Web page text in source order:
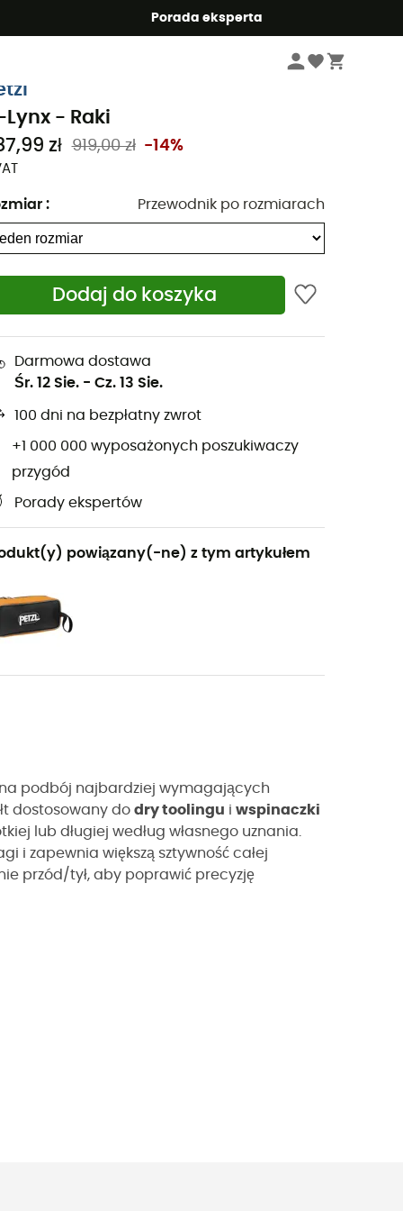
Porada eksperta
Sprzęt alpinistyczny: ubrania
Lynx - Raki
zł 919,00 zł -14%
: Przewodnik po rozmiarach
Dodaj do koszyka
Darmowa dostawa
Śr. 12 Sie. - Cz. 13 Sie.
100 dni na bezpłatny zwrot
+1 000 000 wyposażonych poszukiwaczy
przygód
Porady ekspertów
powiązany(-ne) z tym artykułem
podbój najbardziej wymagających
dostosowany do dry toolingu i wspinaczki
lub długiej według własnego uznania.
i zapewnia większą sztywność całej
przód/tył, aby poprawić precyzję